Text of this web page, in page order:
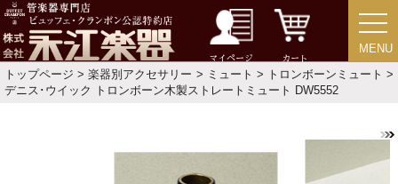
マイページ カート
MENU
MENU
トップページ >楽器別アクセサリー > ミュート > トロンボーンミュート >
デニス･ウイック トロンボーン木製ストレートミュート DW5552
初級・中級・上級で探す
新商品・新規取り扱い商品